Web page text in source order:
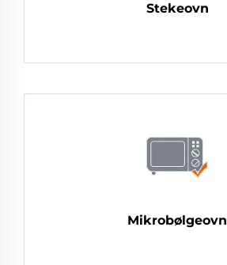
Stekeovn
Mikrobølgeovn